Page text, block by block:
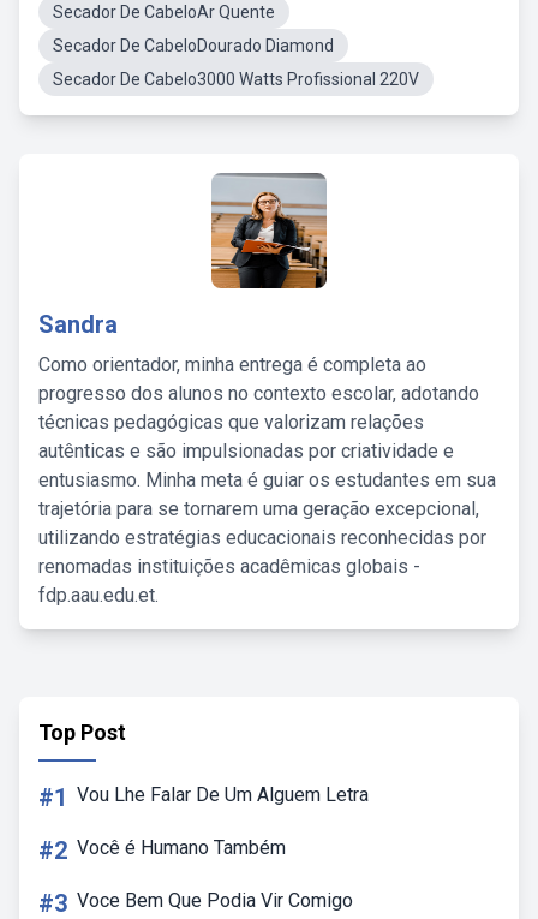
Secador De CabeloAr Quente
Secador De CabeloDourado Diamond
Secador De Cabelo3000 Watts Profissional 220V
Sandra
Como orientador, minha entrega é completa ao
progresso dos alunos no contexto escolar, adotando
técnicas pedagógicas que valorizam relações
autênticas e são impulsionadas por criatividade e
entusiasmo. Minha meta é guiar os estudantes em sua
trajetória para se tornarem uma geração excepcional,
utilizando estratégias educacionais reconhecidas por
renomadas instituições acadêmicas globais -
fdp.aau.edu.et.
Top Post
#1 Vou Lhe Falar De Um Alguem Letra
#2 Você é Humano Também
#3 Voce Bem Que Podia Vir Comigo